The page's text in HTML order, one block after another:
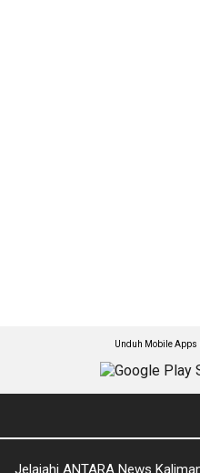
Unduh Mobile Apps
Jelajahi ANTARA News